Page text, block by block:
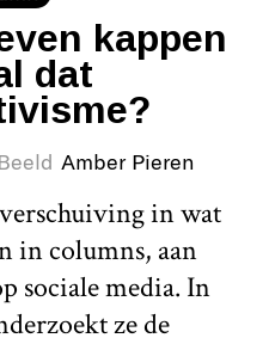
kappen
dat
Beeld Amber Pieren
in wat
in columns, aan
sociale media. In
ze de